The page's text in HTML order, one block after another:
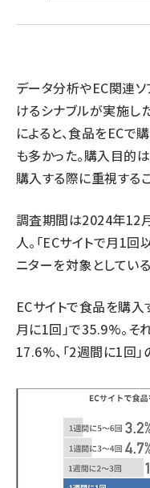
データ分析やEC関連
けるシナブルが実施し
によると、食品をECで
も多かった。購入目的
購入する際に重視するこ
調査期間は2024年12
人。「ECサイトで月1
ニターを対象としている
ECサイトで食品を購
月に1回」で35.9%。そ
17.6%、「2週間に1回